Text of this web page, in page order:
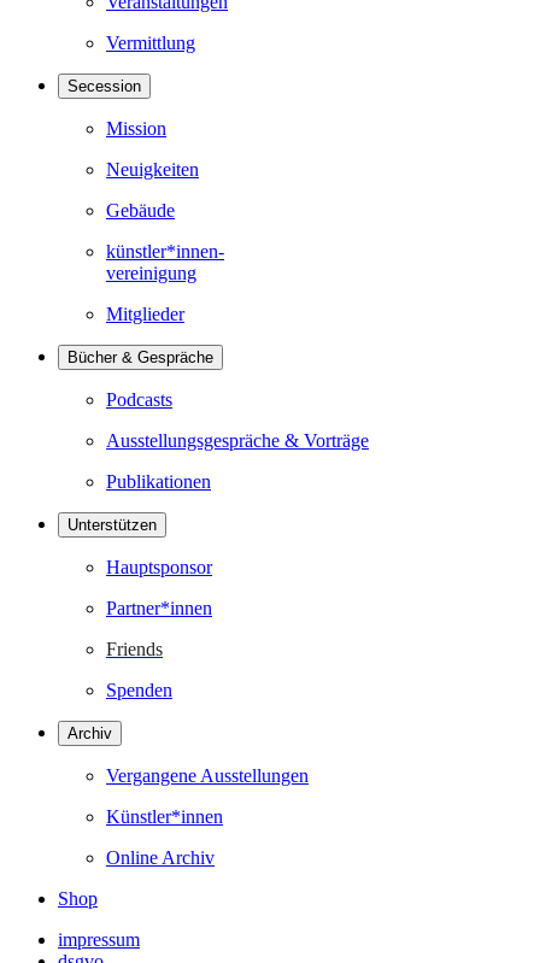
Vermittlung
Secession
Mission
Neuigkeiten
Gebäude
künstler*innen-
vereinigung
Mitglieder
Bücher & Gespräche
Podcasts
Ausstellungsgespräche & Vorträge
Publikationen
Unterstützen
Hauptsponsor
Partner*innen
Friends
Spenden
Archiv
Vergangene Ausstellungen
Künstler*innen
Online Archiv
Shop
impressum